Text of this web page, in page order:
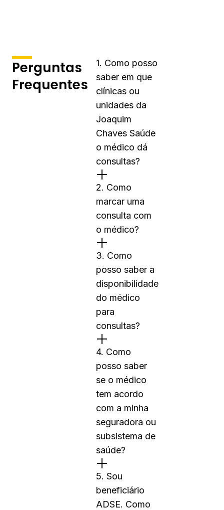
Perguntas
Frequentes
1. Como posso
saber em que
clínicas ou
unidades da
Joaquim
Chaves Saúde
o médico dá
consultas?
2. Como
marcar uma
consulta com
o médico?
3. Como
posso saber a
disponibilidade
do médico
para
consultas?
4. Como
posso saber
se o médico
tem acordo
com a minha
seguradora ou
subsistema de
saúde?
5. Sou
beneficiário
ADSE. Como